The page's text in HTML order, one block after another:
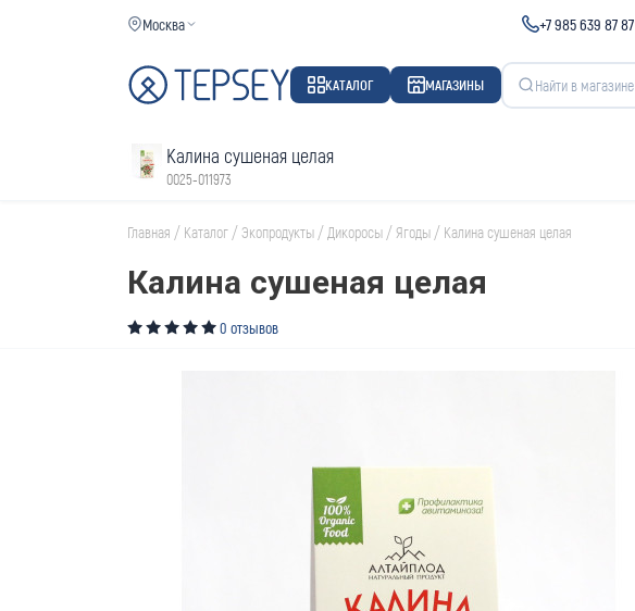
Москва +7 985 639 87 87
КАТАЛОГ МАГАЗИНЫ
Калина сушеная целая
0025-011973
Главная / Каталог /Экопродукты / Дикоросы /Ягоды / Калина сушеная целая
Калина сушеная целая
0 отзывов